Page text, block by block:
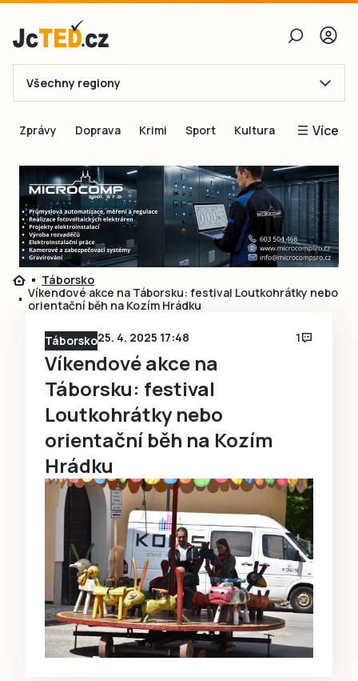
E-mail
Obnovit heslo
Přihlásit se
Přihlásit se přes Facebook
Ještě nemám účet, chci seRegistrovat
Všechny regiony
Zprávy Doprava Krimi Sport Kultura Více
Blogy
Inspirace
Čtenáři píší
Speciální přílohy
Inzerce
Táborsko
Víkendové akce na Táborsku: festival Loutkohrátky nebo
orientační běh na Kozím Hrádku
Táborsko25. 4. 2025 17:48 1
Víkendové akce na
Táborsku: festival
Loutkohrátky nebo
orientační běh na Kozím
Hrádku